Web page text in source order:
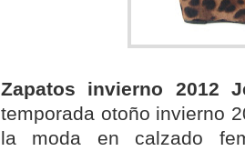
Zapatos invierno 2012
temporada otoño invierno
la moda en calzado